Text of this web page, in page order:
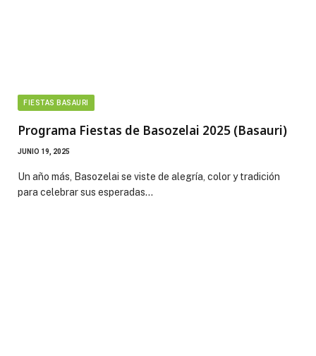
FIESTAS BASAURI
Programa Fiestas de Basozelai 2025 (Basauri)
JUNIO 19, 2025
Un año más, Basozelai se viste de alegría, color y tradición
para celebrar sus esperadas…